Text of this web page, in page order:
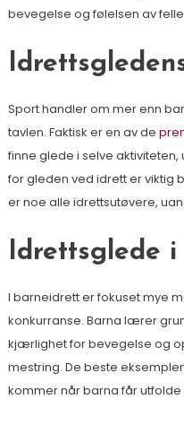
bevegelse og følelsen av
Sport handler om mer enn
tavlen. Faktisk er en av de
finne glede i selve
for gleden ved idrett er viktig
er noe alle idrettsutøvere,
Idrettsglede
I barneidrett er fokuset mye
konkurranse. Barna lærer
kjærlighet for bevegelse og
mestring. De beste
kommer når barna får